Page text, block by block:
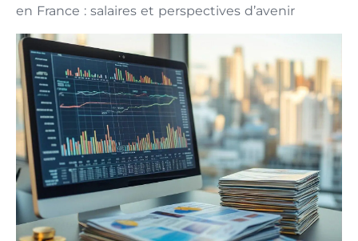
en France : salaires et perspectives d’avenir